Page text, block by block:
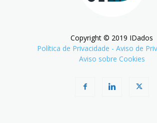
Copyright © 2019 IDados
Política de Privacidade - Aviso de
Aviso sobre Cookies